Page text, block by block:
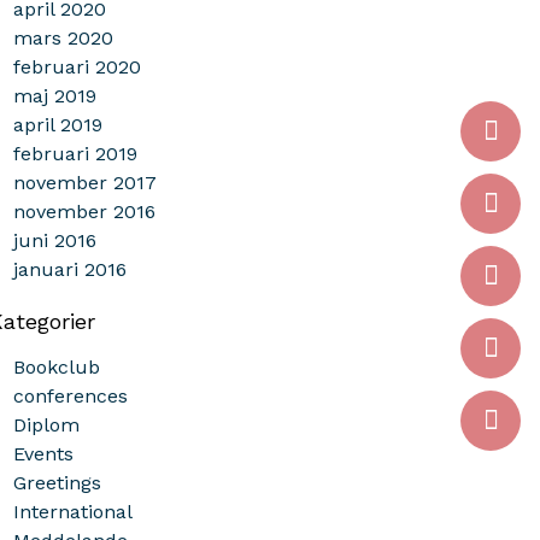
april 2020
mars 2020
februari 2020
maj 2019
april 2019
februari 2019
november 2017
november 2016
juni 2016
januari 2016
Bookclub
conferences
Diplom
Events
Greetings
International